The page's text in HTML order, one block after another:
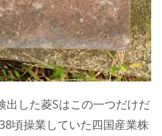
出した菱Sはこの一つだけだ
頃操業していた四国産業株